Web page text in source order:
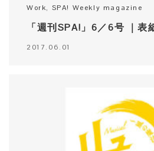
Work, SPA! Weekly magazine
「週刊SPA!」6／6号 ｜表
2017.06.01